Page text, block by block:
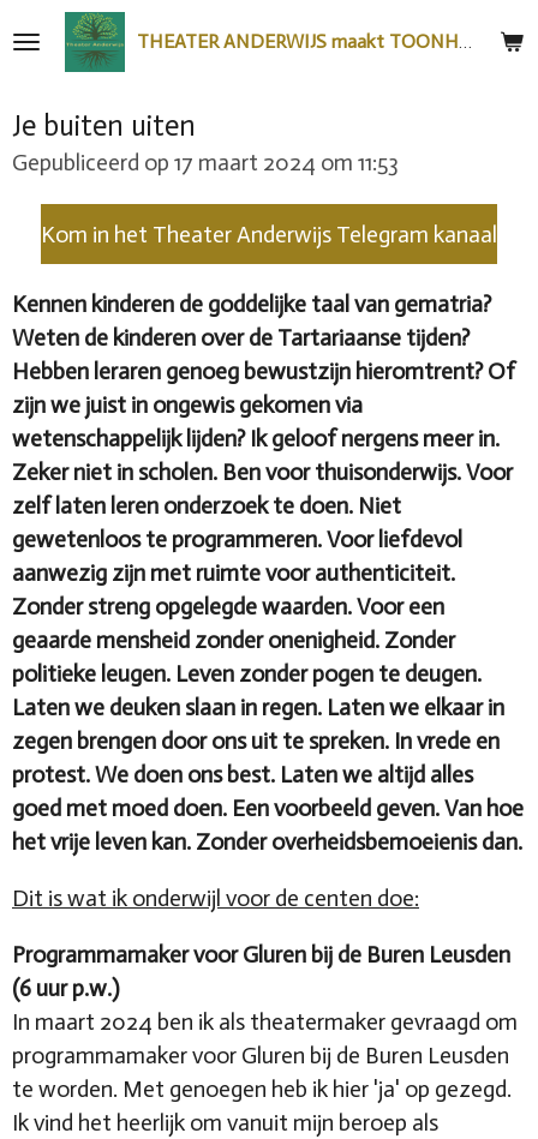
de
hoofdinhoud
THEATER ANDERWIJS maakt TOONHEEL
Je buiten uiten
Gepubliceerd op 17 maart 2024 om 11:53
Kom in het Theater Anderwijs Telegram kanaal
Kennen kinderen de goddelijke taal van gematria?
Weten de kinderen over de Tartariaanse tijden?
Hebben leraren genoeg bewustzijn hieromtrent? Of
zijn we juist in ongewis gekomen via
wetenschappelijk lijden? Ik geloof nergens meer in.
Zeker niet in scholen. Ben voor thuisonderwijs. Voor
zelf laten leren onderzoek te doen. Niet
gewetenloos te programmeren. Voor liefdevol
aanwezig zijn met ruimte voor authenticiteit.
Zonder streng opgelegde waarden. Voor een
geaarde mensheid zonder onenigheid. Zonder
politieke leugen. Leven zonder pogen te deugen.
Laten we deuken slaan in regen. Laten we elkaar in
zegen brengen door ons uit te spreken. In vrede en
protest. We doen ons best. Laten we altijd alles
goed met moed doen. Een voorbeeld geven. Van hoe
het vrije leven kan. Zonder overheidsbemoeienis dan.
Dit is wat ik onderwijl voor de centen doe:
Programmamaker voor Gluren bij de Buren Leusden
(6 uur p.w.)
In maart 2024 ben ik als theatermaker gevraagd om
programmamaker voor Gluren bij de Buren Leusden
te worden. Met genoegen heb ik hier 'ja' op gezegd.
Ik vind het heerlijk om vanuit mijn beroep als